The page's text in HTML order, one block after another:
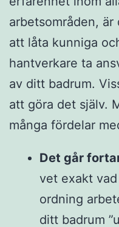
arbetsområden,
att låta kunniga
hantverkare ta
av ditt badrum.
att göra det själv.
många fördelar
Det går
vet exakt
ordning
ditt badrum